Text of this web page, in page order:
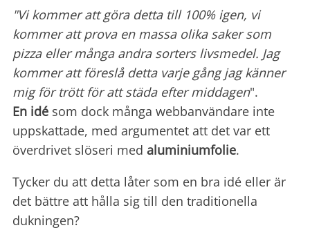
"Vi kommer att göra detta till 100% igen, vi
kommer att prova en massa olika saker som
pizza eller många andra sorters livsmedel. Jag
kommer att föreslå detta varje gång jag känner
mig för trött för att städa efter middagen".
En idé som dock många webbanvändare inte
uppskattade, med argumentet att det var ett
överdrivet slöseri med aluminiumfolie.
Tycker du att detta låter som en bra idé eller är
det bättre att hålla sig till den traditionella
dukningen?